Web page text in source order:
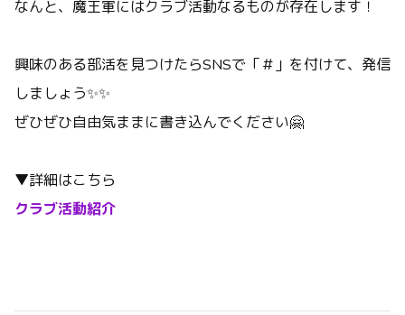
なんと、魔王軍にはクラブ活動なるものが存在します！
興味のある部活を見つけたらSNSで「＃」を付けて、発信
しましょう✨✨
ぜひぜひ自由気ままに書き込んでください🤗
▼詳細はこちら
クラブ活動紹介